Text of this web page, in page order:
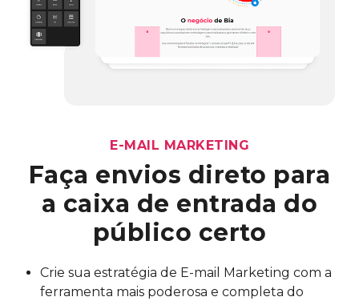
E-MAIL MARKETING
Faça envios direto para
a caixa de entrada do
público certo
Crie sua estratégia de E-mail Marketing com a
ferramenta mais poderosa e completa do